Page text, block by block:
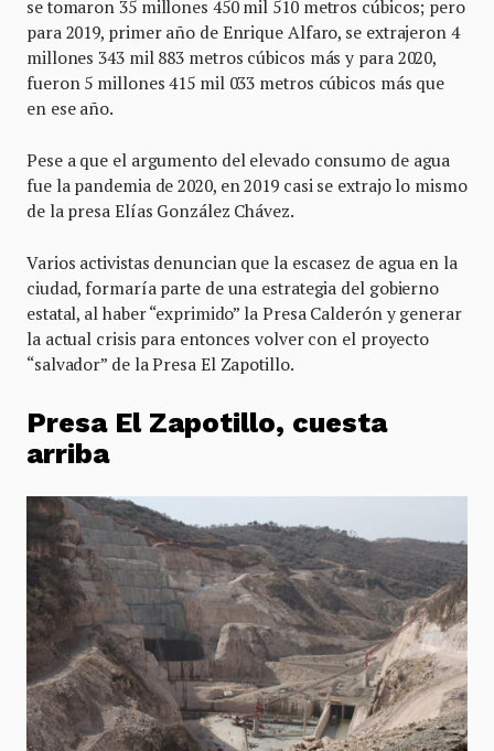
se tomaron 35 millones 450 mil 510 metros cúbicos; pero
para 2019, primer año de Enrique Alfaro, se extrajeron 4
millones 343 mil 883 metros cúbicos más y para 2020,
fueron 5 millones 415 mil 033 metros cúbicos más que
en ese año.
Pese a que el argumento del elevado consumo de agua
fue la pandemia de 2020, en 2019 casi se extrajo lo mismo
de la presa Elías González Chávez.
Varios activistas denuncian que la escasez de agua en la
ciudad, formaría parte de una estrategia del gobierno
estatal, al haber “exprimido” la Presa Calderón y generar
la actual crisis para entonces volver con el proyecto
“salvador” de la Presa El Zapotillo.
Presa El Zapotillo, cuesta
arriba